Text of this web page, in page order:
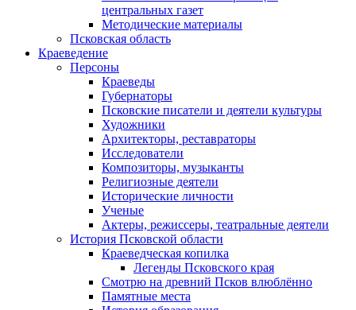
центральных газет
Методические материалы
Псковская область
Краеведение
Персоны
Краеведы
Губернаторы
Псковские писатели и деятели культуры
Художники
Архитекторы, реставраторы
Исследователи
Композиторы, музыканты
Религиозные деятели
Исторические личности
Ученые
Актеры, режиссеры, театральные деятели
История Псковской области
Краеведческая копилка
Легенды Псковского края
Смотрю на древний Псков влюблённо
Памятные места